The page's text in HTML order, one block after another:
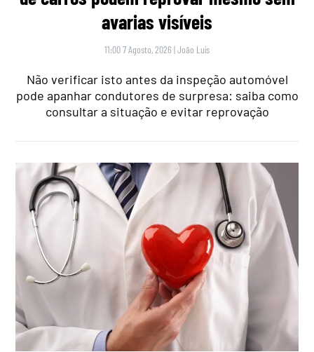
avarias visíveis
11:00 7 Agosto, 2026 |João Luís
Não verificar isto antes da inspeção automóvel
pode apanhar condutores de surpresa: saiba como
consultar a situação e evitar reprovação